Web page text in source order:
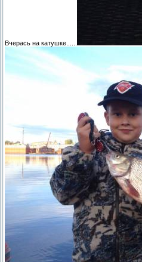
Вчерась на катушке......